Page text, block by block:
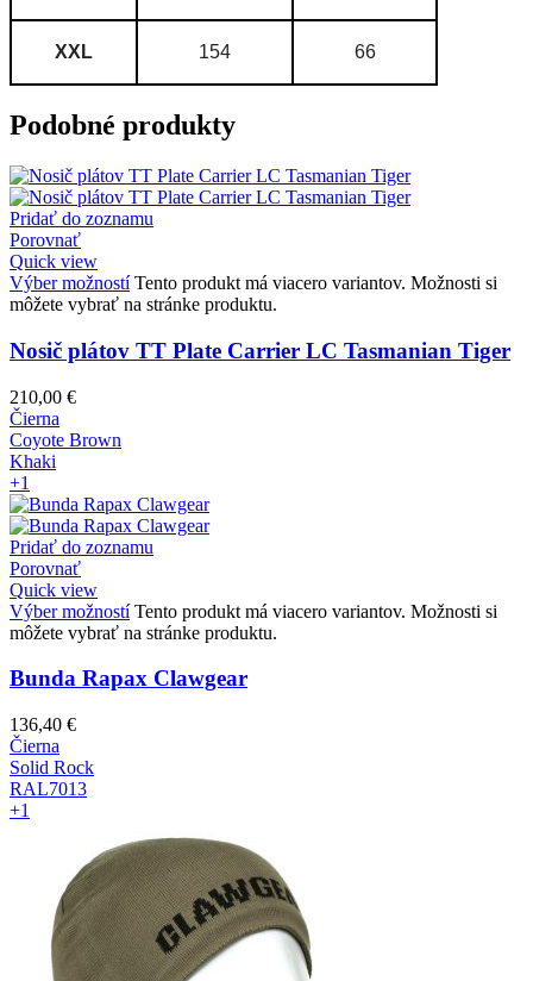
XXL 154 66
Podobné produkty
Pridať do zoznamu
Porovnať
Quick view
Výber možností Tento produkt má viacero variantov. Možnosti si
môžete vybrať na stránke produktu.
Nosič plátov TT Plate Carrier LC Tasmanian Tiger
210,00 €
Čierna
Coyote Brown
Khaki
+1
Pridať do zoznamu
Porovnať
Quick view
Výber možností Tento produkt má viacero variantov. Možnosti si
môžete vybrať na stránke produktu.
Bunda Rapax Clawgear
136,40 €
Čierna
Solid Rock
RAL7013
+1